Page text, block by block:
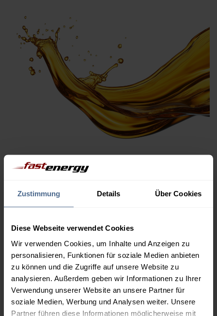
Zustimmung Details Über Cookies
Diese Webseite verwendet Cookies
Wir verwenden Cookies, um Inhalte und Anzeigen zu
personalisieren, Funktionen für soziale Medien anbieten
zu können und die Zugriffe auf unsere Website zu
analysieren. Außerdem geben wir Informationen zu Ihrer
Verwendung unserer Website an unsere Partner für
soziale Medien, Werbung und Analysen weiter. Unsere
Partner führen diese Informationen möglicherweise mit
Gasöl ist das unversteuerte
Warenterminmärkten gehandelt.
Veränderungen beim
Gasölpreis wirken sich meist direkt
Übrigens: Aus Gasöl wird Heizöl, indem ein roter Farbstoff
beigemischt wird. Dieser kennzeichnet, dass das Produkt
steuerlich nur als Heiz- und nicht als Kraftstoff verwendet
werden darf.